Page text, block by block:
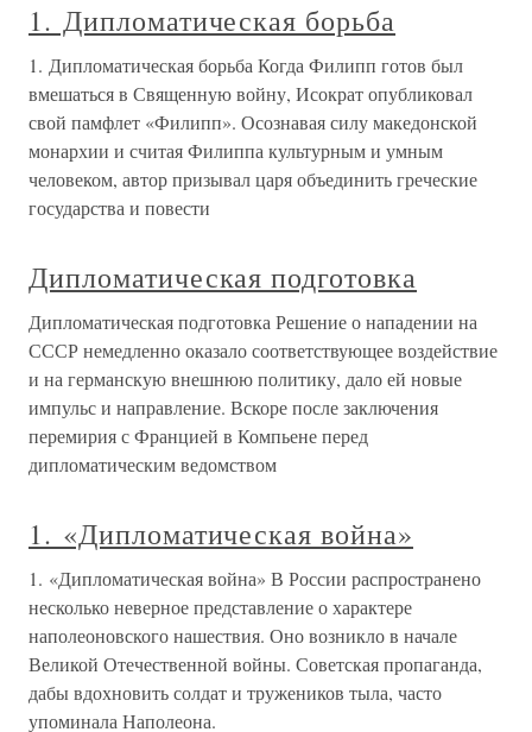
1. Дипломатическая борьба
1. Дипломатическая борьба Когда Филипп готов был
вмешаться в Священную войну, Исократ опубликовал
свой памфлет «Филипп». Осознавая силу македонской
монархии и считая Филиппа культурным и умным
человеком, автор призывал царя объединить греческие
государства и повести
Дипломатическая подготовка
Дипломатическая подготовка Решение о нападении на
СССР немедленно оказало соответствующее воздействие
и на германскую внешнюю политику, дало ей новые
импульс и направление. Вскоре после заключения
перемирия с Францией в Компьене перед
дипломатическим ведомством
1. «Дипломатическая война»
1. «Дипломатическая война» В России распространено
несколько неверное представление о характере
наполеоновского нашествия. Оно возникло в начале
Великой Отечественной войны. Советская пропаганда,
дабы вдохновить солдат и тружеников тыла, часто
упоминала Наполеона.